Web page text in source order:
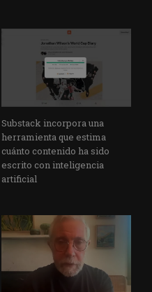
Substack incorpora una
herramienta que estima
cuánto contenido ha sido
escrito con inteligencia
artificial